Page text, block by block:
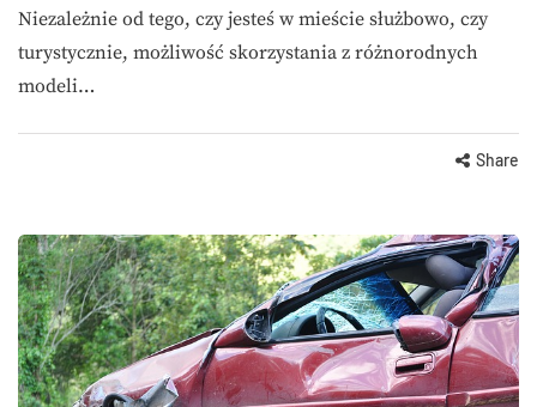
Niezależnie od tego, czy jesteś w mieście służbowo, czy
turystycznie, możliwość skorzystania z różnorodnych
modeli…
Share